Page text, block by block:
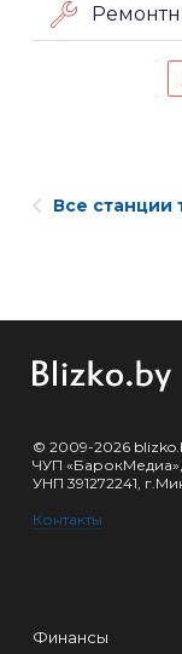
Все станции
© 2009-2026
ЧУП «БарокМедиа»,
УНП 391272241,
Контакты
Финансы